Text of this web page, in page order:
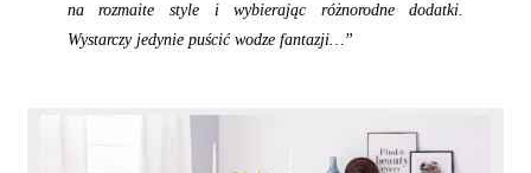
na rozmaite style i wybierając różnorodne dodatki.
Wystarczy jedynie puścić wodze fantazji…”